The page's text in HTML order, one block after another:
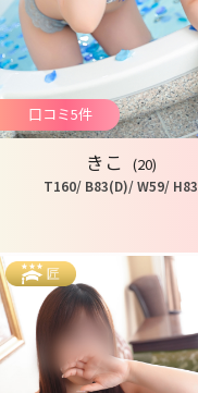
口コミ5件
きこ (20)
T160/ B83(D)/ W59/ H83